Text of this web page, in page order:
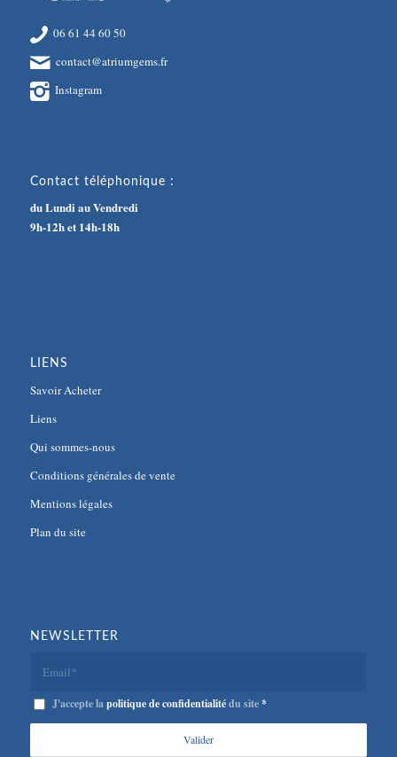
06 61 44 60 50
contact@atriumgems.fr
Instagram
Contact téléphonique :
du Lundi au Vendredi
9h-12h et 14h-18h
LIENS
Savoir Acheter
Liens
Qui sommes-nous
Conditions générales de vente
Mentions légales
Plan du site
NEWSLETTER
J'accepte lapolitique de confidentialitédu site*